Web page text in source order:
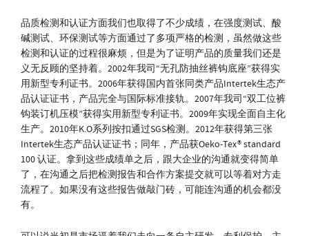
品质检测和认证方面我们也取得了不少成绩，在强度测试、酸
碱测试、环保测试等方面通过了多项严格的检测，虽然做这些
检测和认证的过程很麻烦，但是为了证明产品的质量我们还是
义无反顾的坚持着。2002年我司“无孔防抽丝裤钩底座”获得实
用新型专利证书。2006年获得国内首张同类产品Intertek生态产
品认证证书，产品完全与国际标准接轨。2007年我司“双工位裤
钩装订机压模”获得实用新型专利证书。2009年实现全面自主化
生产。2010年K.O系列按扣通过SGS检测。2012年获得第三张
Intertek生态产品认证证书；同年，产品获Oeko-Tex® standard
100 认证。拿到这些成绩单之后，跟大企业的沟通就变得简单
了，在沟通之后把检测报告和合作方案提交就可以等着对方走
流程了。如果没有这些报告做敲门砖，可能连沟通的机会都没
有。